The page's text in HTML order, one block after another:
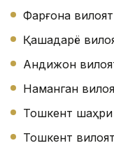
Фарғона
Қашқадарё
Андижон
Наманган
Тошкент
Тошкент